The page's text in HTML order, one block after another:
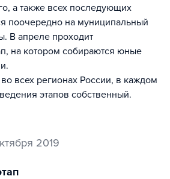
а также всех последующих
поочередно на муниципальный
В апреле проходит
на котором собираются юные
всех регионах России, в каждом
этапов собственный.
2019